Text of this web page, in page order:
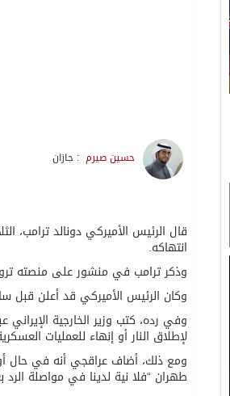
الأعمال على شبكة الطرق في يوليو
بشأن “هرمز” وتدرس مشاركة
يدين مجازر الاحتلال ويطالب مجلس
حسين صيرم : جازان
قال الرئيس الأميركي دونالد ترامب،
انتهاكه.
وذكر ترامب في منشور على منصته
وكان الرئيس الأميركي قد أعلن قبل
وفي رده، كتب وزير الخارجية
لإطلاق النار أو إنهاء للعمليات
ومع ذلك، أضاف عراقجي أنه في حال
طهران “فلا نية لدينا في مواصلة الرد